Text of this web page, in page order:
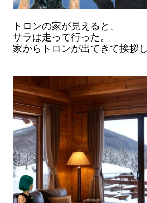
トロンの家が見えると、
サラは走って行った。
家からトロンが出てきて挨拶し